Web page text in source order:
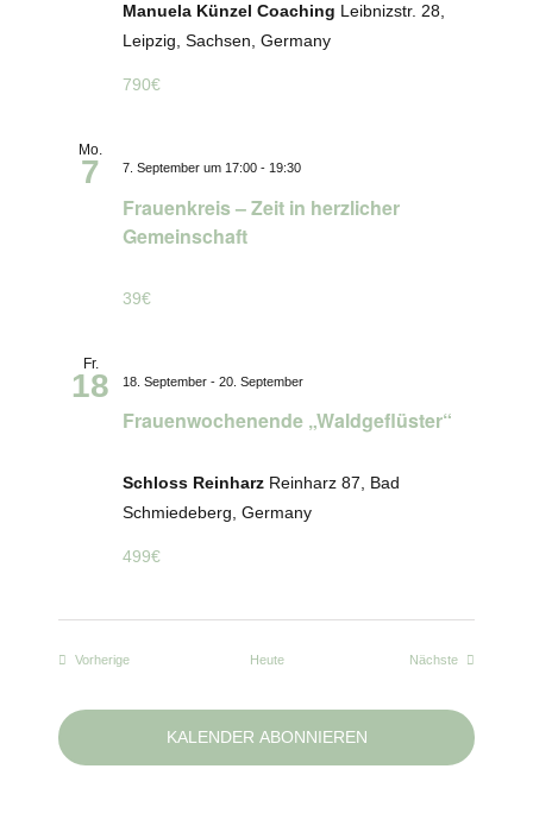
Manuela Künzel Coaching Leibnizstr. 28,
Leipzig, Sachsen, Germany
790€
Mo.
7
Frauenkreis – Zeit in herzlicher
Gemeinschaft
7. September um 17:00 - 19:30
39€
Fr.
18
Frauenwochenende „Waldgeflüster“
18. September -20. September
Schloss Reinharz Reinharz 87, Bad
Schmiedeberg, Germany
499€
VorherigeVeranstaltungen Heute Nächste
KALENDER ABONNIEREN